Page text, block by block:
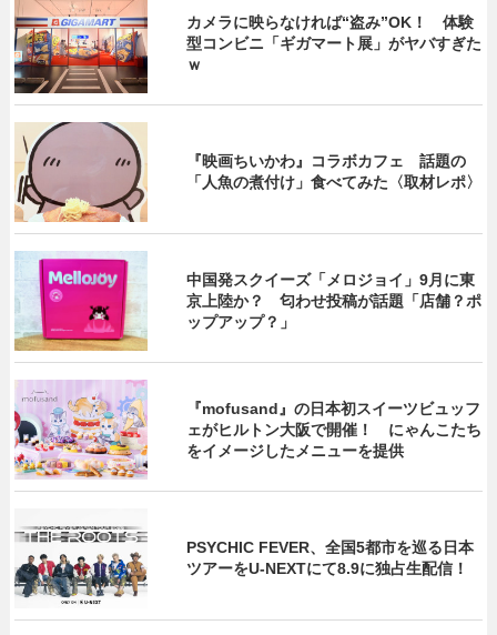
カメラに映らなければ“盗み”OK！ 体験
型コンビニ「ギガマート展」がヤバすぎた
ｗ
『映画ちいかわ』コラボカフェ 話題の
「人魚の煮付け」食べてみた〈取材レポ〉
中国発スクイーズ「メロジョイ」9月に東
京上陸か？ 匂わせ投稿が話題「店舗？ポ
ップアップ？」
『mofusand』の日本初スイーツビュッフ
ェがヒルトン大阪で開催！ にゃんこたち
をイメージしたメニューを提供
PSYCHIC FEVER、全国5都市を巡る日本
ツアーをU‐NEXTにて8.9に独占生配信！